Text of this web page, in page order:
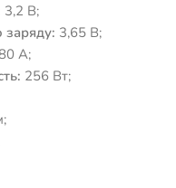
3,2 В;
заряду: 3,65 В;
А;
256 Вт;